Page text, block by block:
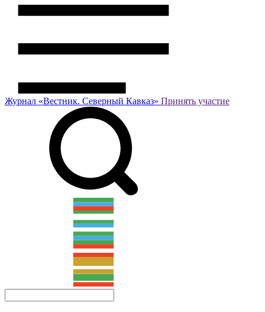
Журнал «Вестник. Северный Кавказ» Принять участие